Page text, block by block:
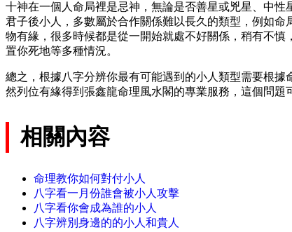
十神在一個人命局裡是忌神，無論是否善星或兇星、中
君子後小人，多數屬於合作關係難以長久的類型，例如
物有緣，很多時候都是從一開始就處不好關係，稍有不
置你死地等多種情況。
總之，根據八字分辨你最有可能遇到的小人類型需要根
然列位有緣得到張鑫龍命理風水閣的專業服務，這個問題
相關內容
命理教你如何對付小人
八字看一月份誰會被小人攻擊
八字看你會成為誰的小人
八字辨別身邊的的小人和貴人